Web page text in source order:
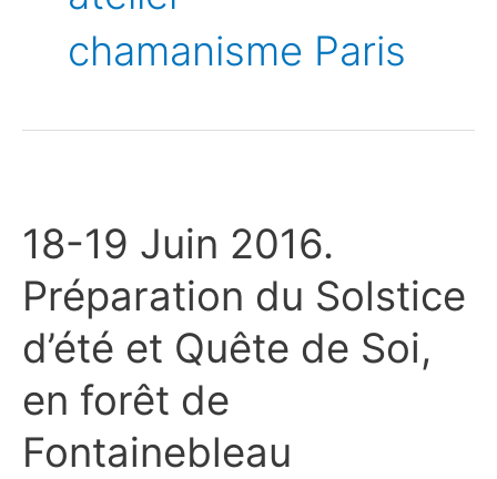
chamanisme Paris
18-19 Juin 2016.
Préparation du Solstice
d’été et Quête de Soi,
en forêt de
Fontainebleau
Juin
2016.
Préparation
Solstice
et
de